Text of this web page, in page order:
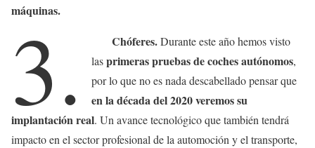
máquinas.
3. Chóferes.Durante este año hemos visto
lasprimeras pruebas de coches autónomos,
por lo que no es nada descabellado pensar que
en la década del 2020 veremos su
implantación real. Un avance tecnológico que también tendrá
impacto en el sector profesional de la automoción y el transporte,